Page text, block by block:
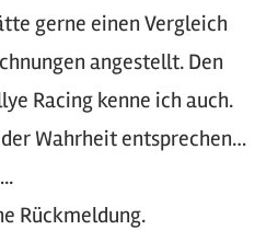
gerne einen Vergleich
angestellt. Den
Racing kenne ich auch.
Wahrheit entsprechen…
Rückmeldung.